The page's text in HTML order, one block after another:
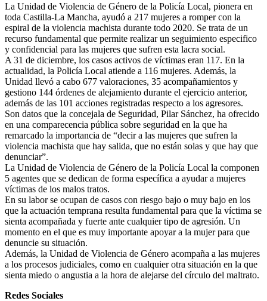
La Unidad de Violencia de Género de la Policía Local, pionera en
toda Castilla-La Mancha, ayudó a 217 mujeres a romper con la
espiral de la violencia machista durante todo 2020. Se trata de un
recurso fundamental que permite realizar un seguimiento especifico
y confidencial para las mujeres que sufren esta lacra social.
A 31 de diciembre, los casos activos de víctimas eran 117. En la
actualidad, la Policía Local atiende a 116 mujeres. Además, la
Unidad llevó a cabo 677 valoraciones, 35 acompañamientos y
gestiono 144 órdenes de alejamiento durante el ejercicio anterior,
además de las 101 acciones registradas respecto a los agresores.
Son datos que la concejala de Seguridad, Pilar Sánchez, ha ofrecido
en una comparecencia pública sobre seguridad en la que ha
remarcado la importancia de “decir a las mujeres que sufren la
violencia machista que hay salida, que no están solas y que hay que
denunciar”.
La Unidad de Violencia de Género de la Policía Local la componen
5 agentes que se dedican de forma específica a ayudar a mujeres
víctimas de los malos tratos.
En su labor se ocupan de casos con riesgo bajo o muy bajo en los
que la actuación temprana resulta fundamental para que la víctima se
sienta acompañada y fuerte ante cualquier tipo de agresión. Un
momento en el que es muy importante apoyar a la mujer para que
denuncie su situación.
Además, la Unidad de Violencia de Género acompaña a las mujeres
a los procesos judiciales, como en cualquier otra situación en la que
sienta miedo o angustia a la hora de alejarse del círculo del maltrato.
Redes Sociales